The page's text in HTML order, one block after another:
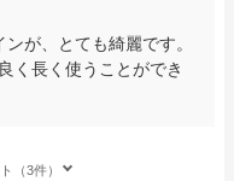
が、とても綺麗です。
く長く使うことができ
（3件）